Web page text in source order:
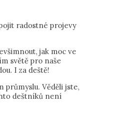
radostné projevy
jak moc ve
světě pro naše
I za deště!
průmyslu. Věděli jste,
deštníků není